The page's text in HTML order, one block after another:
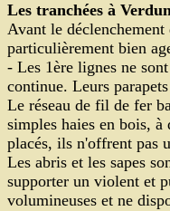
Les tranchées à
Avant le
particulièrement bien
- Les 1ère lignes ne
continue. Leurs
Le réseau de fil de fer
simples haies en bois,
placés, ils n'offrent pas
Les abris et les sapes
supporter un violent et
volumineuses et ne